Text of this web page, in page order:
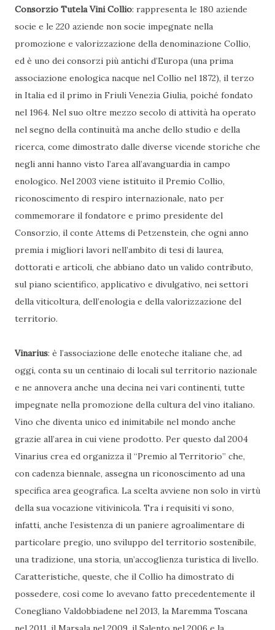
Consorzio Tutela Vini Collio: rappresenta le 180 aziende
socie e le 220 aziende non socie impegnate nella
promozione e valorizzazione della denominazione Collio,
ed è uno dei consorzi più antichi d’Europa (una prima
associazione enologica nacque nel Collio nel 1872), il terzo
in Italia ed il primo in Friuli Venezia Giulia, poiché fondato
nel 1964. Nel suo oltre mezzo secolo di attività ha operato
nel segno della continuità ma anche dello studio e della
ricerca, come dimostrato dalle diverse vicende storiche che
negli anni hanno visto l’area all’avanguardia in campo
enologico. Nel 2003 viene istituito il Premio Collio,
riconoscimento di respiro internazionale, nato per
commemorare il fondatore e primo presidente del
Consorzio, il conte Attems di Petzenstein, che ogni anno
premia i migliori lavori nell’ambito di tesi di laurea,
dottorati e articoli, che abbiano dato un valido contributo,
sul piano scientifico, applicativo e divulgativo, nei settori
della viticoltura, dell’enologia e della valorizzazione del
territorio.
Vinarius: è l’associazione delle enoteche italiane che, ad
oggi, conta su un centinaio di locali sul territorio nazionale
e ne annovera anche una decina nei vari continenti, tutte
impegnate nella promozione della cultura del vino italiano.
Vino che diventa unico ed inimitabile nel mondo anche
grazie all’area in cui viene prodotto. Per questo dal 2004
Vinarius crea ed organizza il “Premio al Territorio” che,
con cadenza biennale, assegna un riconoscimento ad una
specifica area geografica. La scelta avviene non solo in virtù
della sua vocazione vitivinicola. Tra i requisiti vi sono,
infatti, anche l’esistenza di un paniere agroalimentare di
particolare pregio, uno sviluppo del territorio sostenibile,
una tradizione, una storia, un’accoglienza turistica di livello.
Caratteristiche, queste, che il Collio ha dimostrato di
possedere, così come lo avevano fatto precedentemente il
Conegliano Valdobbiadene nel 2013, la Maremma Toscana